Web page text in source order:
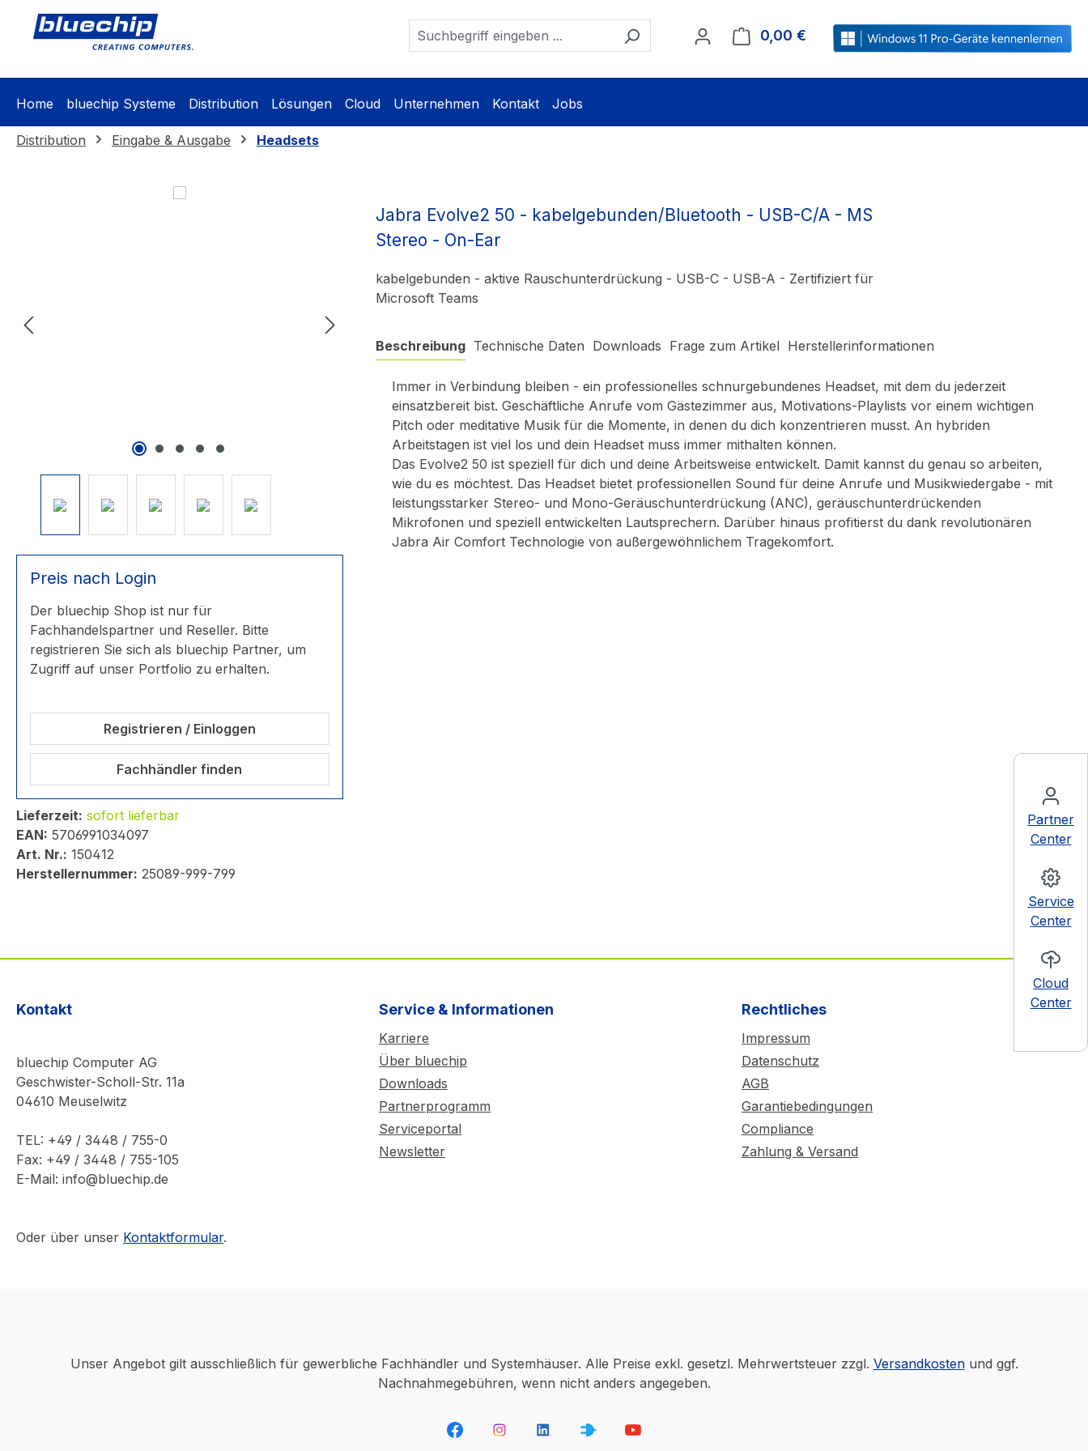
Zur Hauptnavigation springen
Partner
Center
Service
Center
Cloud
Center
0,00 € Warenkorb enthält 0 Positionen. Der
Home bluechip Systeme Distribution Lösungen Cloud Unternehmen Kontakt Jobs
Distribution Eingabe & Ausgabe Headsets
Bildergalerie überspringen
Preis nach Login
Der bluechip Shop ist nur für
Fachhandelspartner und Reseller. Bitte
registrieren Sie sich als bluechip Partner, um
Zugriff auf unser Portfolio zu erhalten.
Registrieren / Einloggen
Fachhändler finden
Lieferzeit: sofort lieferbar
EAN: 5706991034097
Art. Nr.: 150412
Herstellernummer: 25089-999-799
Jabra Evolve2 50 - kabelgebunden/Bluetooth - USB-C/A - MS
Stereo - On-Ear
kabelgebunden - aktive Rauschunterdrückung - USB-C - USB-A - Zertifiziert für
Microsoft Teams
Beschreibung Technische Daten Downloads Frage zum Artikel Herstellerinformationen
Immer in Verbindung bleiben - ein professionelles schnurgebundenes Headset, mit dem du jederzeit
einsatzbereit bist. Geschäftliche Anrufe vom Gästezimmer aus, Motivations-Playlists vor einem wichtigen
Pitch oder meditative Musik für die Momente, in denen du dich konzentrieren musst. An hybriden
Arbeitstagen ist viel los und dein Headset muss immer mithalten können.
Das Evolve2 50 ist speziell für dich und deine Arbeitsweise entwickelt. Damit kannst du genau so arbeiten,
wie du es möchtest. Das Headset bietet professionellen Sound für deine Anrufe und Musikwiedergabe - mit
leistungsstarker Stereo- und Mono-Geräuschunterdrückung (ANC), geräuschunterdrückenden
Mikrofonen und speziell entwickelten Lautsprechern. Darüber hinaus profitierst du dank revolutionären
Jabra Air Comfort Technologie von außergewöhnlichem Tragekomfort.
Kontakt
bluechip Computer AG
Geschwister-Scholl-Str. 11a
04610 Meuselwitz
TEL: +49 / 3448 / 755-0
Fax: +49 / 3448 / 755-105
E-Mail: info@bluechip.de
Oder über unser Kontaktformular.
Service & Informationen
Karriere
Über bluechip
Downloads
Partnerprogramm
Serviceportal
Newsletter
Rechtliches
Impressum
Datenschutz
AGB
Garantiebedingungen
Compliance
Zahlung & Versand
Unser Angebot gilt ausschließlich für gewerbliche Fachhändler und Systemhäuser. Alle Preise exkl. gesetzl. Mehrwertsteuer zzgl. Versandkostenund ggf.
Nachnahmegebühren, wenn nicht anders angegeben.